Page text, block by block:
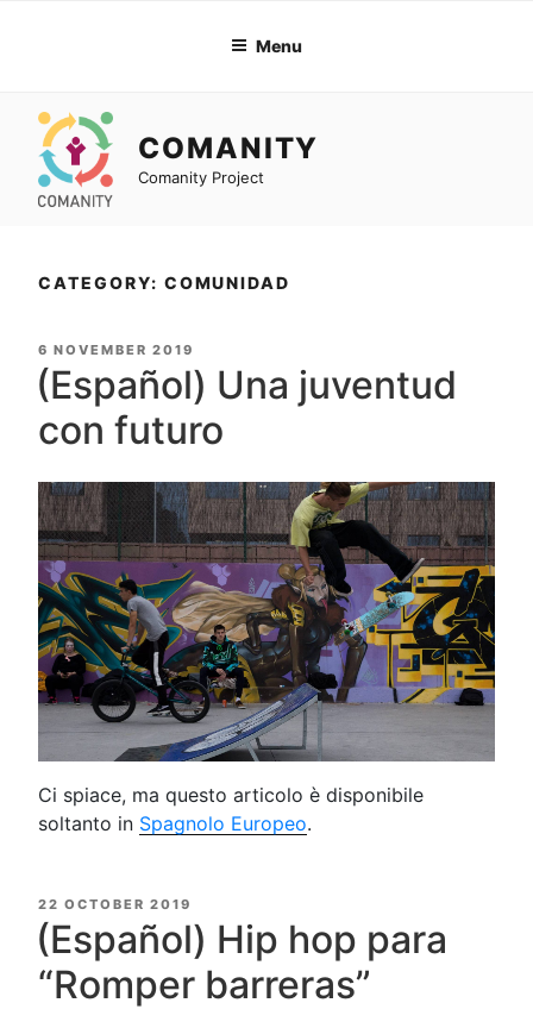
Menu
COMANITY
Comanity Project
CATEGORY: COMUNIDAD
POSTED
ON
6 NOVEMBER 2019
(Español) Una juventud
con futuro
Ci spiace, ma questo articolo è disponibile
soltanto in Spagnolo Europeo.
POSTED
ON
22 OCTOBER 2019
(Español) Hip hop para
“Romper barreras”